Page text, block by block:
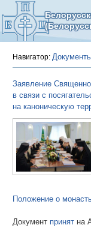
Навигатор:
Заявление
в связи с
на каноническую
Положение о
Документ принят на